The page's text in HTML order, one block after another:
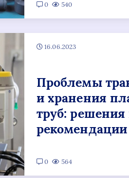
0 540
16.06.2023
Проблемы
и хранения
труб: решения
рекомендации
0 564